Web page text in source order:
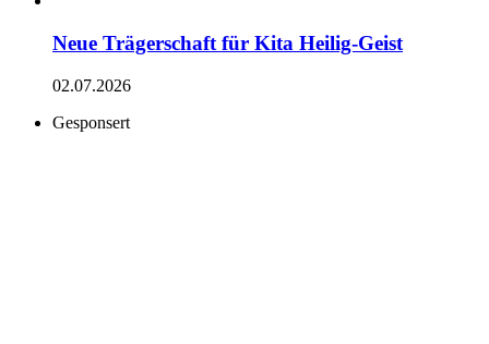
Neue Trägerschaft für Kita Heilig-Geist
02.07.2026
Gesponsert